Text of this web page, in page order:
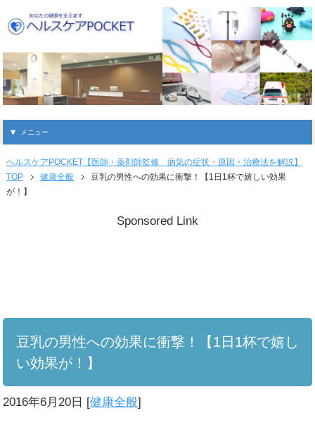
メニュー
ヘルスケアPOCKET【医師・薬剤師監修 病気の症状・原因・治療法を解説】
TOP
健康全般
豆乳の男性への効果に衝撃！【1日1杯で嬉しい効果
が！】
Sponsored Link
豆乳の男性への効果に衝撃！【1日1杯で嬉し
い効果が！】
2016年6月20日 [健康全般]